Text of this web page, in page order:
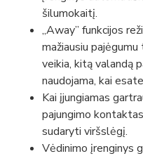
šilumokaitį.
,,Away” funkcijos
mažiausiu
veikia, kitą valandą
naudojama, kai
Kai įjungiamas
pajungimo
sudaryti viršslėgį.
Vėdinimo įrenginys